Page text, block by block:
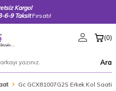
Kargo!
6-9 TaksitFırsatı!
Ara
(0)
Gc GCX81007G2S Erkek Kol Saati